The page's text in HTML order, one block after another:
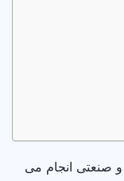
صنعتی انجام می‌